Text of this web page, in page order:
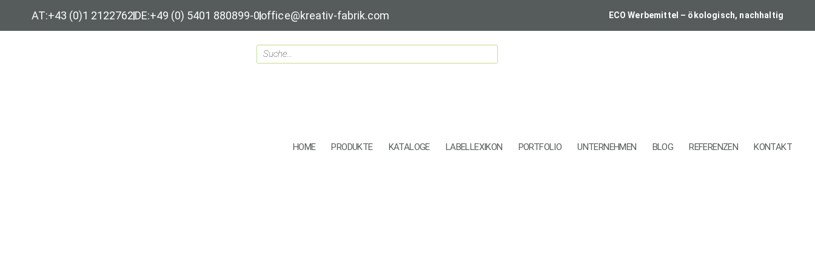
AT:+43 (0)1 2122762DE:+49 (0) 5401 880899-0office@kreativ-fabrik.com ECO Werbemittel – ökologisch, nachhaltig
HOME PRODUKTE KATALOGE LABELLEXIKON PORTFOLIO UNTERNEHMEN BLOG REFERENZEN KONTAKT